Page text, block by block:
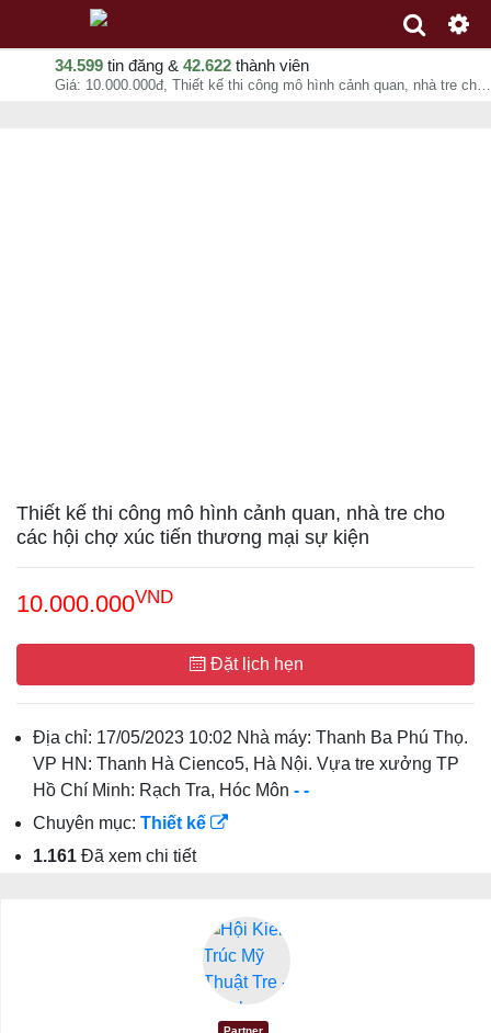
34.599 tin đăng & 42.622 thành viên
Giá: 10.000.000đ, Thiết kế thi công mô hình cảnh quan, nhà tre cho các hội chợ xúc tiến thương mại sự kiện, Hội Kiến Trúc Mỹ Thuật Tre - Bamboo Việt Art, chuyên mục Thiết kế tại - - 09-08-2026 21:01:19
Thiết kế thi công mô hình cảnh quan, nhà tre cho
các hội chợ xúc tiến thương mại sự kiện
10.000.000VND
Đặt lịch hẹn
Địa chỉ: 17/05/2023 10:02 Nhà máy: Thanh Ba Phú Thọ.
VP HN: Thanh Hà Cienco5, Hà Nội. Vựa tre xưởng TP
Hồ Chí Minh: Rạch Tra, Hóc Môn - -
Chuyên mục: Thiết kế
1.161 Đã xem chi tiết
Partner